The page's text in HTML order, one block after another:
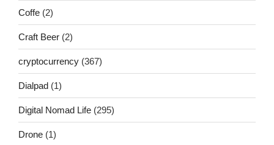
Coffe (2)
Craft Beer (2)
cryptocurrency (367)
Dialpad (1)
Digital Nomad Life (295)
Drone (1)